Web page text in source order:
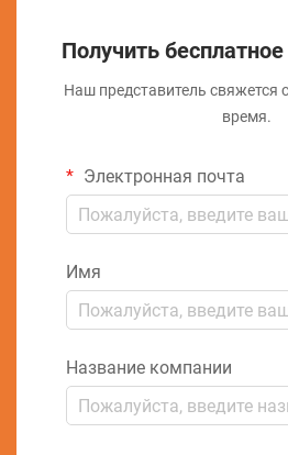
Получить
Наш представитель свяжется
время.
Электронная почта
Имя
Название компании